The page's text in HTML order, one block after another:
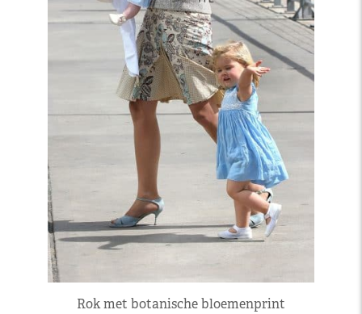
Rok met botanische bloemenprint